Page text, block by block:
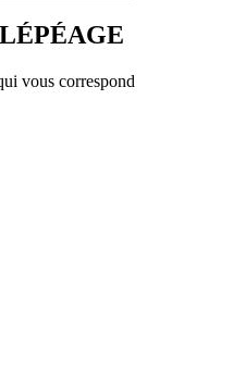
vous correspond